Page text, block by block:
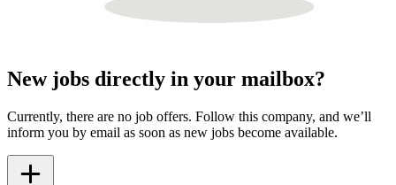
New jobs directly in your mailbox?
Currently, there are no job offers. Follow this company, and we’ll
inform you by email as soon as new jobs become available.